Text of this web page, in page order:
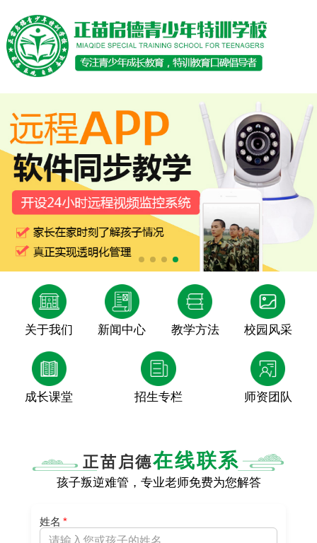
关于我们 新闻中心 教学方法 校园风采
成长课堂 招生专栏 师资团队
正苗启德在线联系
孩子叛逆难管，专业老师免费为您解答
姓名 *